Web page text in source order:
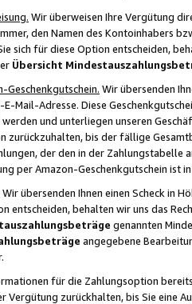
Wir überweisen Ihre Vergütung
den Namen des Kontoinhabers
sich für diese Option entscheiden,
Übersicht
Geschenkgutschein. Wir übersenden
Mail-Adresse. Diese
und unterliegen unseren
zurückzuhalten, bis der fällige
der den in der
per Amazon-Geschenkgutschein ist
Wir übersenden Ihnen einen Scheck in
entscheiden, behalten wir uns das
genannten
angegebene
für die Zahlungsoption
Vergütung zurückhalten, bis Sie